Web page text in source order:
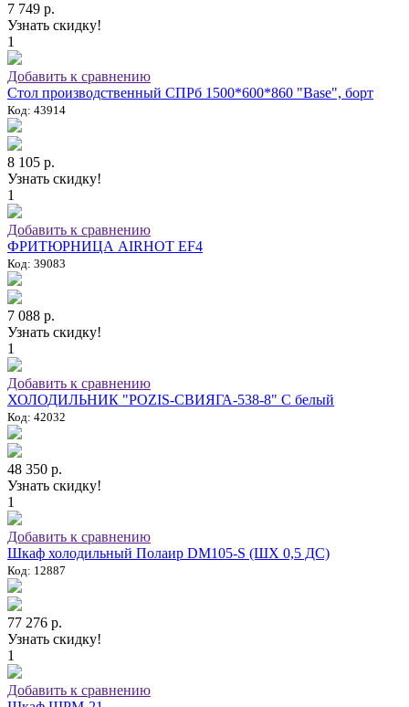
7 749 р.
Узнать скидку!
1
Добавить к сравнению
Стол производственный СПРб 1500*600*860 "Base", борт
Код: 43914
8 105 р.
Узнать скидку!
1
Добавить к сравнению
ФРИТЮРНИЦА AIRHOT EF4
Код: 39083
7 088 р.
Узнать скидку!
1
Добавить к сравнению
ХОЛОДИЛЬНИК "POZIS-СВИЯГА-538-8" C белый
Код: 42032
48 350 р.
Узнать скидку!
1
Добавить к сравнению
Шкаф холодильный Полаир DM105-S (ШХ 0,5 ДС)
Код: 12887
77 276 р.
Узнать скидку!
1
Добавить к сравнению